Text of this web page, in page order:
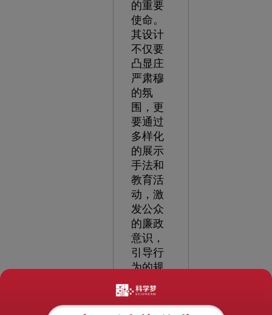
的重要
使命。
其设计
不仅要
凸显庄
严肃穆
的氛
围，更
要通过
多样化
的展示
手法和
教育活
动，激
发公众
的廉政
意识，
引导行
为的规
范和正
义。